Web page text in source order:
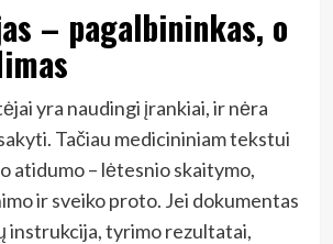
– pagalbininkas, o
yra naudingi įrankiai, ir nėra
Tačiau medicininiam tekstui
atidumo – lėtesnio skaitymo,
ir sveiko proto. Jei dokumentas
instrukcija, tyrimo rezultatai,